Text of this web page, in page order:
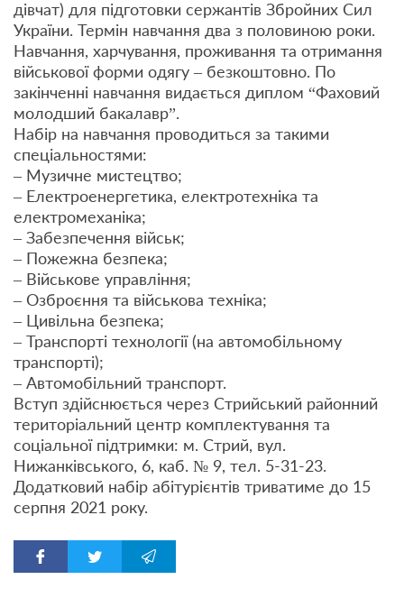
дівчат) для підготовки сержантів Збройних Сил
України. Термін навчання два з половиною роки.
Навчання, харчування, проживання та отримання
військової форми одягу – безкоштовно. По
закінченні навчання видається диплом “Фаховий
молодший бакалавр”.
Набір на навчання проводиться за такими
спеціальностями:
– Музичне мистецтво;
– Електроенергетика, електротехніка та
електромеханіка;
– Забезпечення військ;
– Пожежна безпека;
– Військове управління;
– Озброєння та військова техніка;
– Цивільна безпека;
– Транспорті технології (на автомобільному
транспорті);
– Автомобільний транспорт.
Вступ здійснюється через Стрийський районний
територіальний центр комплектування та
соціальної підтримки: м. Стрий, вул.
Нижанківського, 6, каб. № 9, тел. 5-31-23.
Додатковий набір абітурієнтів триватиме до 15
серпня 2021 року.